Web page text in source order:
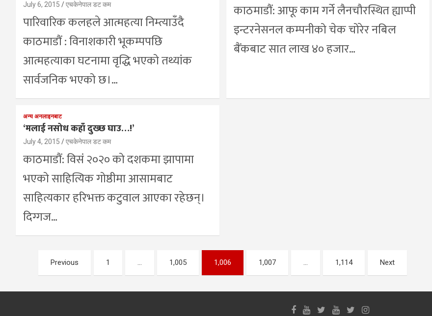
July 6, 2015 एचकेनेपाल डट कम
पारिवारिक कलहले आत्महत्या निम्त्याउँदै
काठमाडौं : विनाशकारी भूकम्पपछि
आत्महत्याका घटनामा वृद्धि भएको तथ्यांक
सार्वजनिक भएको छ।…
काठमाडौं: आफू काम गर्ने लैनचौरस्थित ह्याप्पी
इन्टरनेसनल कम्पनीको चेक चोरेर नबिल
बैंकबाट सात लाख ४० हजार…
अन्य अनलाइनबाट
‘मलाई नसोध कहाँ दुख्छ घाउ…!’
July 4, 2015 एचकेनेपाल डट कम
काठमाडौं: विसं २०२० को दशकमा झापामा
भएको साहित्यिक गोष्ठीमा आसामबाट
साहित्यकार हरिभक्त कटुवाल आएका रहेछन्।
दिग्गज…
Posts
pagination
Previous 1 … 1,005 1,006 1,007 … 1,114 Next